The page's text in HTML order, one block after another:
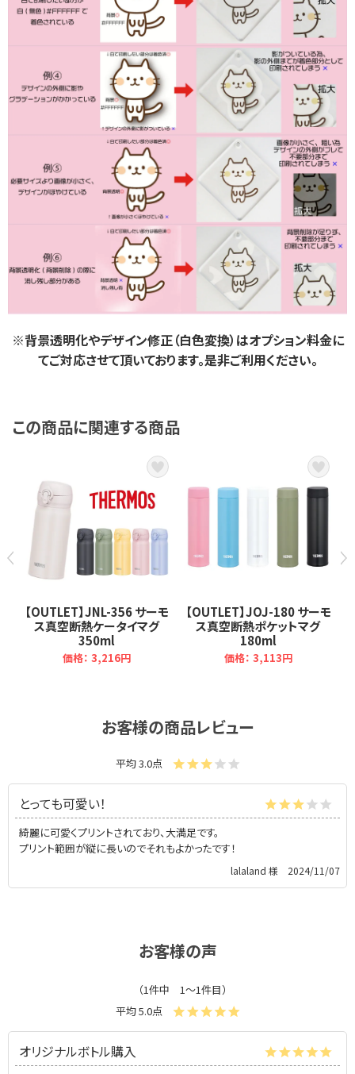
※背景透明化やデザイン修正（白色変換）はオプション料金に
てご対応させて頂いております。是非ご利用ください。
この商品に関連する商品
【OUTLET】JNL-356 サーモ
ス真空断熱ケータイマグ
350ml
価格：3,216円
【OUTLET】JOJ-180 サーモ
ス真空断熱ポケットマグ
180ml
価格： 3,113円
お客様の商品レビュー
平均 3.0点
とっても可愛い！
綺麗に可愛くプリントされており、大満足です。
プリント範囲が縦に長いのでそれもよかったです！
lalaland 様 2024/11/07
お客様の声
（1件中 1〜1件目）
平均 5.0点
オリジナルボトル購入